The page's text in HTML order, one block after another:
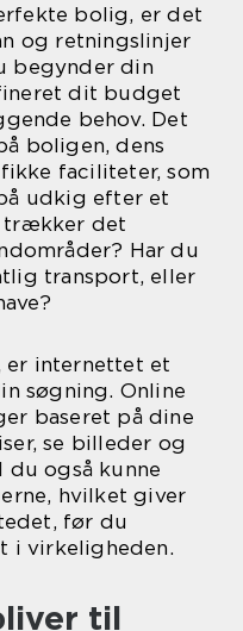
bolig, er det
og retningslinjer
begynder din
dit budget
behov. Det
boligen, dens
faciliteter, som
udkig efter et
trækker det
Har du
transport, eller
er internettet et
søgning. Online
baseret på dine
se billeder og
også kunne
hvilket giver
før du
i virkeligheden.
til